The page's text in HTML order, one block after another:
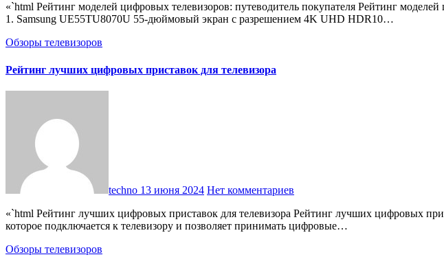
«`html Рейтинг моделей цифровых телевизоров: путеводитель покупателя Рейтинг моделей цифровых телевизоров: путеводитель покупателя Лучшие модели по соотношению цены и качества
1. Samsung UE55TU8070U 55-дюймовый экран с разрешением 4K UHD HDR10…
Обзоры телевизоров
Рейтинг лучших цифровых приставок для телевизора
techno 13 июня 2024 Нет комментариев
«`html Рейтинг лучших цифровых приставок для телевизора Рейтинг лучших цифровых приставок для телевизора Что такое цифровая приставка? Цифровая приставка — это устройство,
которое подключается к телевизору и позволяет принимать цифровые…
Обзоры телевизоров